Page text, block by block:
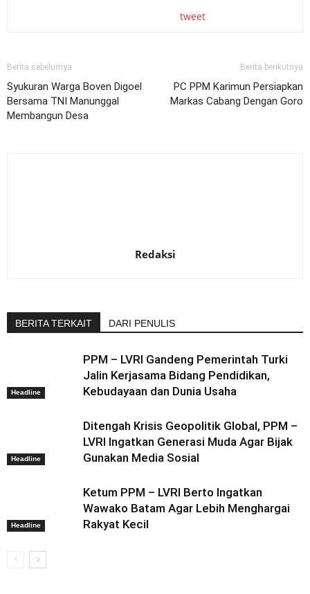
tweet
Berita sebelumya
Syukuran Warga Boven Digoel
Bersama TNI Manunggal
Membangun Desa
Berita berikutnya
PC PPM Karimun Persiapkan
Markas Cabang Dengan Goro
Redaksi
BERITA TERKAIT DARI PENULIS
Headline
PPM – LVRI Gandeng Pemerintah Turki
Jalin Kerjasama Bidang Pendidikan,
Kebudayaan dan Dunia Usaha
Headline
Ditengah Krisis Geopolitik Global, PPM –
LVRI Ingatkan Generasi Muda Agar Bijak
Gunakan Media Sosial
Headline
Ketum PPM – LVRI Berto Ingatkan
Wawako Batam Agar Lebih Menghargai
Rakyat Kecil